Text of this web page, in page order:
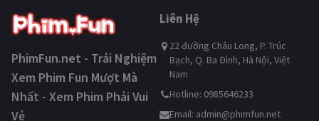
PhimFun.net - Trải Nghiệm
Xem Phim Fun Mượt Mà
Nhất - Xem Phim Phải Vui
Vẻ
Liên Hệ
22 đường Châu Long, P. Trúc
Bạch, Q. Ba Đình, Hà Nội, Việt
Nam
Hotline: 0985646233
Email: admin@phimfun.net